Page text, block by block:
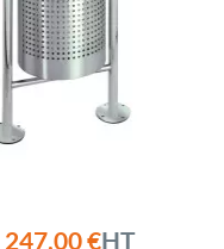
247,00 €HT